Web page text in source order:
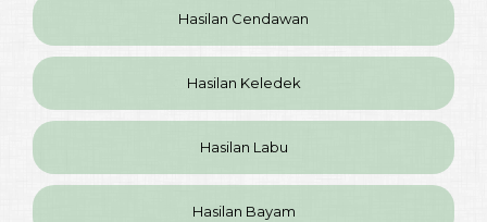
Hasilan Cendawan
Hasilan Keledek
Hasilan Labu
Hasilan Bayam